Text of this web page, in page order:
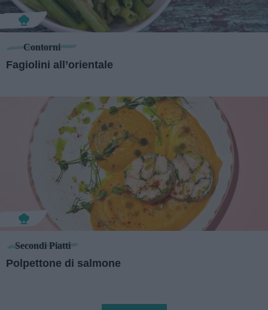
Contorni
Fagiolini all’orientale
Secondi Piatti
Polpettone di salmone